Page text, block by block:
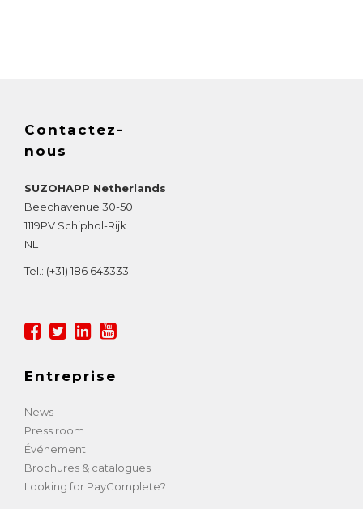
Contactez-
nous
SUZOHAPP Netherlands
Beechavenue 30-50
1119PV Schiphol-Rijk
NL
Tel.: (+31) 186 643333
Entreprise
News
Press room
Événement
Brochures & catalogues
Looking for PayComplete?